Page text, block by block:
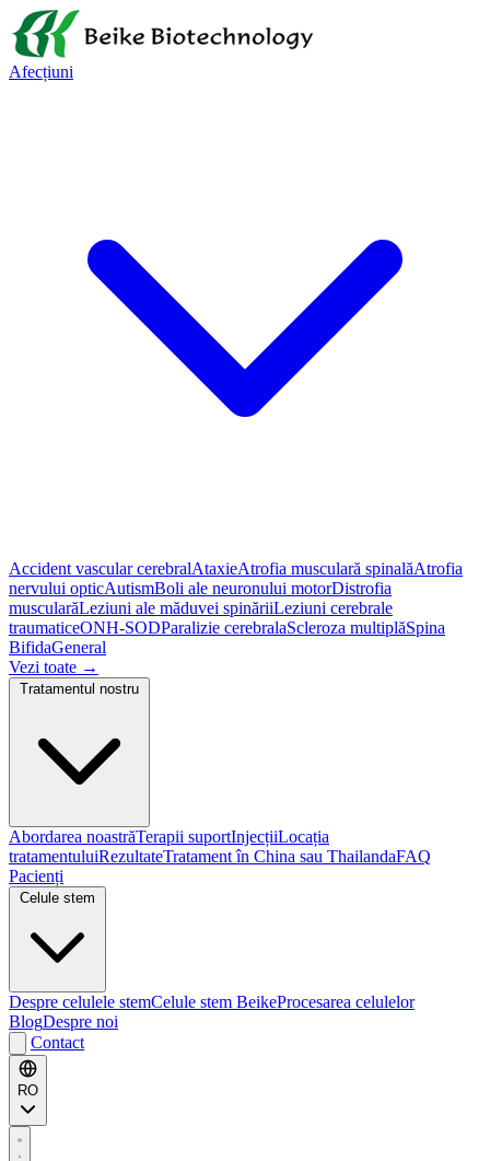
Afecțiuni
Accident vascular cerebralAtaxieAtrofia musculară spinalăAtrofia
nervului opticAutismBoli ale neuronului motorDistrofia
muscularăLeziuni ale măduvei spinăriiLeziuni cerebrale
traumaticeONH-SODParalizie cerebralaScleroza multiplăSpina
BifidaGeneral
Vezi toate →
Abordarea noastrăTerapii suportInjecțiiLocația
tratamentuluiRezultateTratament în China sau ThailandaFAQ
Pacienți
Despre celulele stemCelule stem BeikeProcesarea celulelor
BlogDespre noi
Contact
RO